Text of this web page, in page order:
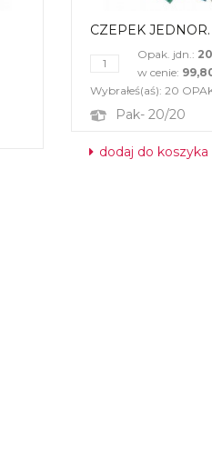
CZEPEK
Opak. jdn.: 20
w cenie:
Wybrałeś(aś): 20
Pak- 20/20
dodaj do koszyka